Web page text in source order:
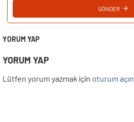
GÖNDER
YORUM YAP
YORUM YAP
Lütfen yorum yazmak için oturum açın